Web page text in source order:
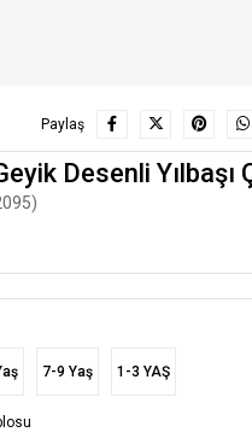
Paylaş
Desenli Yılbaşı
7-9 Yaş 1-3 YAŞ